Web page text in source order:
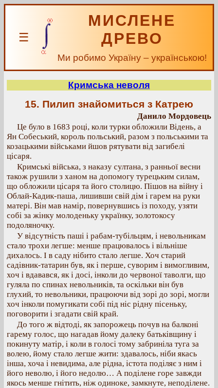
☰
МИСЛЕНЕ
ДРЕВО
Ми робимо Україну – українською!
Кримська неволя
15. Пилип знайомиться з Катрею
Данило Мордовець
Це було в 1683 році, коли турки обложили Відень, а
Ян Собеський, король польський, разом з польськими та
козацькими військами йшов рятувати від загибелі
цісаря.
Кримські війська, з наказу султана, з ранньої весни
також рушили з ханом на допомогу турецьким силам,
що обложили цісаря та його столицю. Пішов на війну і
Облай-Кадик-паша, лишивши свій дім і гарем на руки
матері. Він мав намір, повернувшись із походу, узяти
собі за жінку молоденьку українку, золотокосу
подоляночку.
У відсутність паші і рабам-тубільцям, і невольникам
стало трохи легше: менше працювалось і вільніше
дихалось. І в саду нібито стало легше. Хоч старий
садівник-татарин був, як і перше, суворим і вимогливим,
хоч і вдавався, як і досі, інколи до червоної таволги, що
гуляла по спинах невольників, та оскільки він був
глухий, то невольники, працюючи від зорі до зорі, могли
хоч інколи помугикати собі під ніс рідну пісеньку,
поговорити і згадати свій край.
До того ж відтоді, як запорожець почув на балконі
гарему голос, що нагадав йому далеку батьківщину і
покинуту матір, і коли в голосі тому забриніла туга за
волею, йому стало легше жити: здавалось, ніби якась
інша, хоча і невидима, але рідна, істота поділяє з ним і
його неволю, і його недолю… А поділене горе завжди
якось менше гнітить, ніж одиноке, замкнуте, неподілене.